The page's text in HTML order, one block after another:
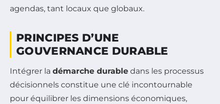
agendas, tant locaux que globaux.
PRINCIPES D’UNE
GOUVERNANCE DURABLE
Intégrer la démarche durable dans les processus
décisionnels constitue une clé incontournable
pour équilibrer les dimensions économiques,